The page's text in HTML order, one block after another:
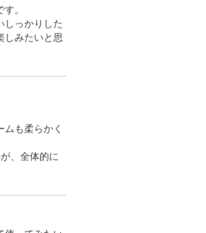
。
しっかりした
しみたいと思
も柔らかく
、全体的に